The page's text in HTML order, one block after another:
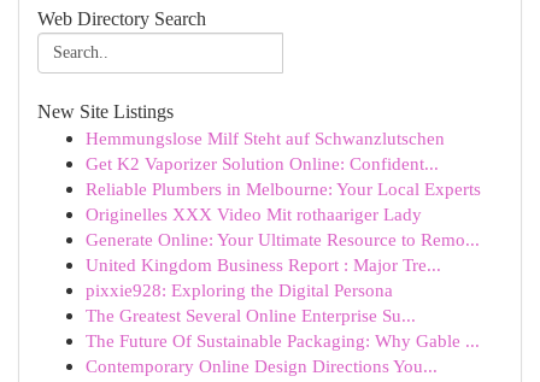
Web Directory Search
New Site Listings
Hemmungslose Milf Steht auf Schwanzlutschen
Get K2 Vaporizer Solution Online: Confident...
Reliable Plumbers in Melbourne: Your Local Experts
Originelles XXX Video Mit rothaariger Lady
Generate Online: Your Ultimate Resource to Remo...
United Kingdom Business Report : Major Tre...
pixxie928: Exploring the Digital Persona
The Greatest Several Online Enterprise Su...
The Future Of Sustainable Packaging: Why Gable ...
Contemporary Online Design Directions You...